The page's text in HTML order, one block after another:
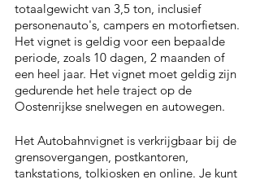
totaalgewicht van 3,5 ton, inclusief
personenauto's, campers en motorfietsen.
Het vignet is geldig voor een bepaalde
periode, zoals 10 dagen, 2 maanden of
een heel jaar. Het vignet moet geldig zijn
gedurende het hele traject op de
Oostenrijkse snelwegen en autowegen.
Het Autobahnvignet is verkrijgbaar bij de
grensovergangen, postkantoren,
tankstations, tolkiosken en online. Je kunt